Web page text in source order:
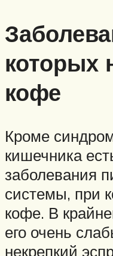
которых
кофе
Кроме
кишечника
заболевания
системы, при
кофе. В
его очень
некрепкий